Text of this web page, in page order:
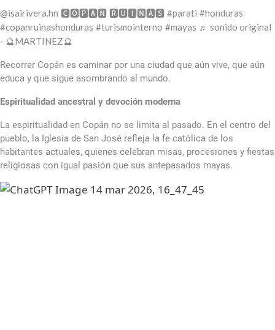
@isairivera.hn 🅲🅾🅿🅰🅽 🆁🆄🅸🅽🅰🆂 #parati #honduras
#copanruinashonduras #turismointerno #mayas ♬ sonido original
- 🔮MARTINEZ🔮
Recorrer Copán es caminar por una ciudad que aún vive, que aún
educa y que sigue asombrando al mundo.
Espiritualidad ancestral y devoción moderna
La espiritualidad en Copán no se limita al pasado. En el centro del
pueblo, la Iglesia de San José refleja la fe católica de los
habitantes actuales, quienes celebran misas, procesiones y fiestas
religiosas con igual pasión que sus antepasados mayas.